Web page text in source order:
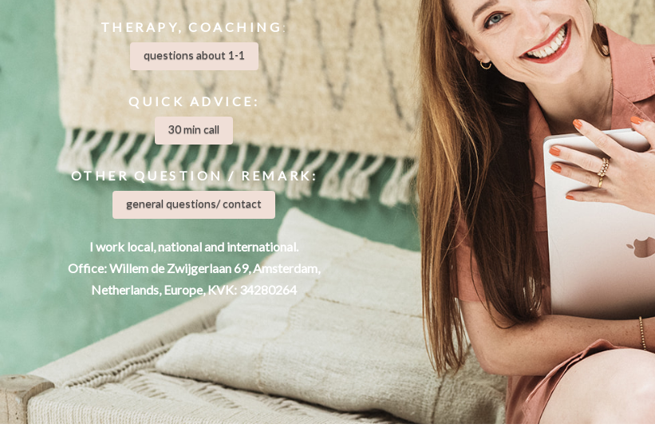
THERAPY, COACHING :
questions about 1-1
QUICK A DVICE:
30 min call
OTHER QUESTION / REMARK:
general questions/ contact
I work local, national and international.
Office: Willem de Zwijgerlaan 69, Amsterdam,
Netherlands, Europe, KVK: 34280264